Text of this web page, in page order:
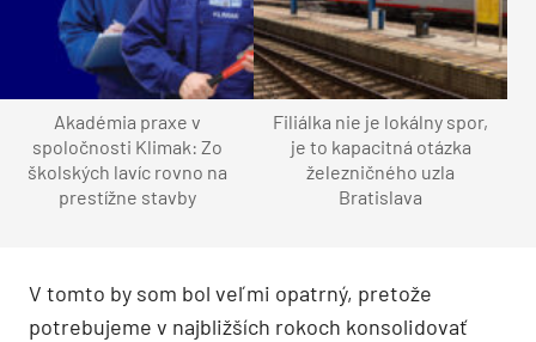
Akadémia praxe v
spoločnosti Klimak: Zo
školských lavíc rovno na
prestížne stavby
Filiálka nie je lokálny spor,
je to kapacitná otázka
železničného uzla
Bratislava
V tomto by som bol veľmi opatrný, pretože
potrebujeme v najbližších rokoch konsolidovať